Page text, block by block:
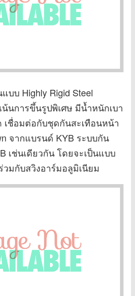
บบ Highly Rigid Steel
น้นการขึ้นรูปพิเศษ มีน้ำหนักเบา
ชื่อมต่อกับชุดกันสะเทือนหน้า
จากแบรนด์ KYB ระบบกัน
เช่นเดียวกัน โดยจะเป็นแบบ
วมกับสวิงอาร์มอลูมิเนียม